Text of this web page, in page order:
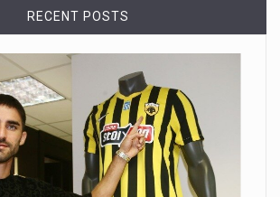
RECENT POSTS